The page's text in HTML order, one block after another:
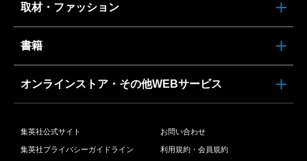
取材・ファッション
書籍
オンラインストア・その他WEBサービス
集英社公式サイト お問い合わせ
集英社プライバシーガイドライン 利用規約・会員規約